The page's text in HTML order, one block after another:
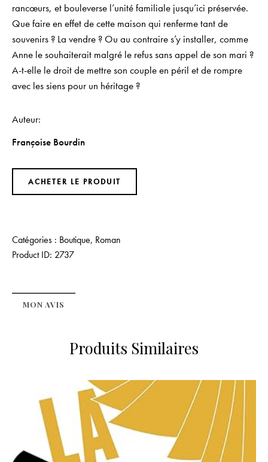
rancœurs, et bouleverse l’unité familiale jusqu’ici préservée.
Que faire en effet de cette maison qui renferme tant de
souvenirs ? La vendre ? Ou au contraire s’y installer, comme
Anne le souhaiterait malgré le refus sans appel de son mari ?
A-t-elle le droit de mettre son couple en péril et de rompre
avec les siens pour un héritage ?
Auteur
Françoise Bourdin
ACHETER LE PRODUIT
Catégories : Boutique, Roman
Product ID: 2737
MON AVIS
Produits Similaires